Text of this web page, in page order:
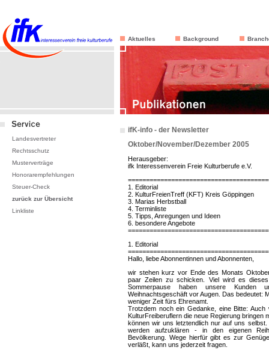
Aktuelles Background
Landesvertreter
Rechtsschutz
Musterverträge
Honorarempfehlungen
Steuer-Check
zurück zur Übersicht
Linkliste
ifK-info - der Newsletter
Oktober/November/Dezember 2005
Herausgeber:
ifk Interessenverein Freie Kulturberufe e.V.
1. Editorial
2. KulturFreienTreff (KFT) Kreis Göppingen
3. Marias Herbstball
4. Terminliste
5. Tipps, Anregungen und Ideen
6. besondere Angebote
1. Editorial
Hallo, liebe Abonnentinnen und Abonnenten,
wir stehen kurz vor Ende des Monats
paar Zeilen zu schicken. Viel wird es
Sommerpause haben unsere Kunden
Weihnachtsgeschäft vor Augen. Das bedeutet:
weniger Zeit fürs Ehrenamt.
Trotzdem noch ein Gedanke, eine Bitte:
KulturFreiberuflern die neue Regierung bringen
können wir uns letztendlich nur auf uns
werden aufzuklären - in den eigenen
Bevölkerung. Wege hierfür gibt es zur
verläßt, kann uns jederzeit fragen.